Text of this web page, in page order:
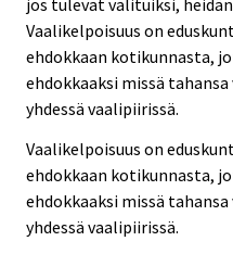
Vaalikelpoisuus on
ehdokkaan kotikunnasta,
ehdokkaaksi missä
yhdessä vaalipiirissä.
Vaalikelpoisuus on
ehdokkaan kotikunnasta,
ehdokkaaksi missä
yhdessä vaalipiirissä.